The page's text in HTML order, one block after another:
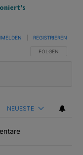
FOLGE DIESER
FOLGEN
REGISTRIEREN
NEUESTE